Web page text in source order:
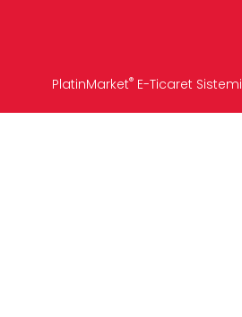
PlatinMarket® E-Ticaret Sistemi